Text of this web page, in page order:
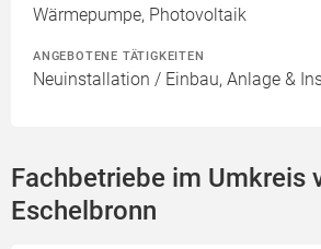
Wärmepumpe, Photovoltaik
ANGEBOTENE TÄTIGKEITEN
Neuinstallation / Einbau, Anlage &
Fachbetriebe im Umkreis
Eschelbronn